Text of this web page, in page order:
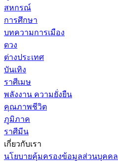
สหกรณ์
การศึกษา
บทความการเมือง
ดวง
ต่างประเทศ
บันเทิง
ราศีเมษ
พลังงาน ความยั่งยืน
คุณภาพชีวิต
ภูมิภาค
ราศีมีน
เกี่ยวกับเรา
นโยบายคุ้มครองข้อมูลส่วนบุคคล